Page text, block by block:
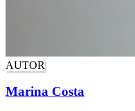
AUTOR
Marina Costa